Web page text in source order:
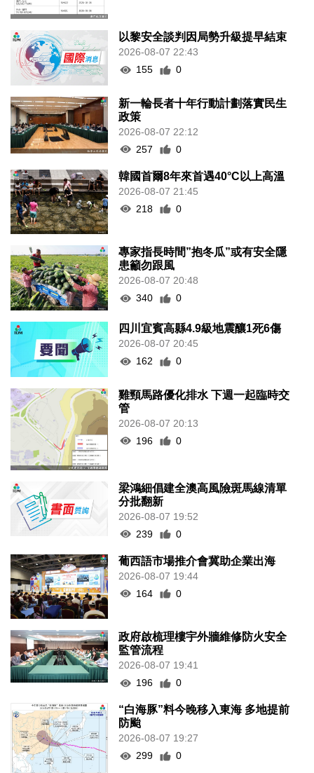
以黎安全談判因局勢升級提早結束
2026-08-07 22:43
155
0
新一輪長者十年行動計劃落實民生
政策
2026-08-07 22:12
257
0
韓國首爾8年來首遇40°C以上高溫
2026-08-07 21:45
218
0
專家指長時間”抱冬瓜”或有安全隱
患籲勿跟風
2026-08-07 20:48
340
0
四川宜賓高縣4.9級地震釀1死6傷
2026-08-07 20:45
162
0
雞頸馬路優化排水 下週一起臨時交
管
2026-08-07 20:13
196
0
梁鴻細倡建全澳高風險斑馬線清單
分批翻新
2026-08-07 19:52
239
0
葡西語市場推介會冀助企業出海
2026-08-07 19:44
164
0
政府啟梳理樓宇外牆維修防火安全
監管流程
2026-08-07 19:41
196
0
“白海豚”料今晚移入東海 多地提前
防颱
2026-08-07 19:27
299
0